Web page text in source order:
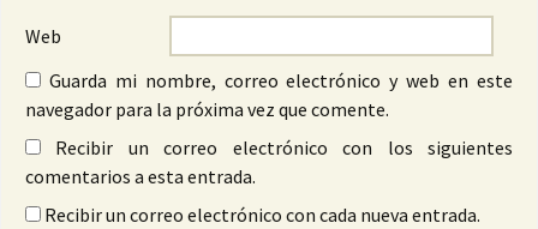
Web
Guarda mi nombre, correo electrónico y web en este
navegador para la próxima vez que comente.
Recibir un correo electrónico con los siguientes
comentarios a esta entrada.
Recibir un correo electrónico con cada nueva entrada.